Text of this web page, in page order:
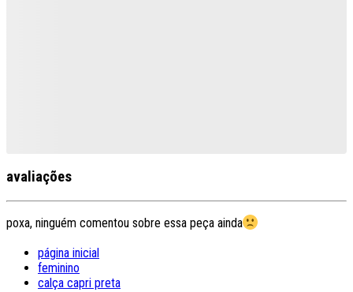
avaliações
poxa, ninguém comentou sobre essa peça ainda
página inicial
feminino
calça capri preta